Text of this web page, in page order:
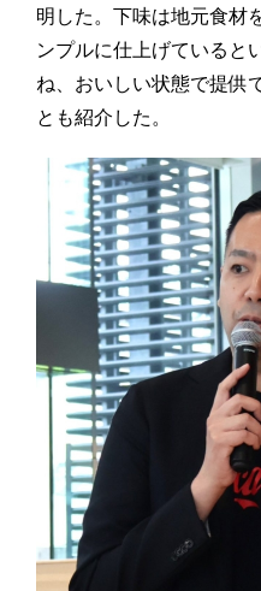
明した。下味は地元食材
ンプルに仕上げていると
ね、おいしい状態で提供
とも紹介した。